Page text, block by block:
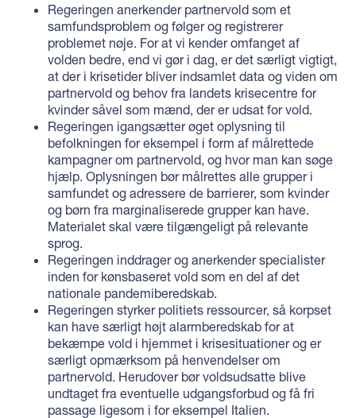
Regeringen anerkender partnervold som et
samfundsproblem og følger og registrerer
problemet nøje. For at vi kender omfanget af
volden bedre, end vi gør i dag, er det særligt vigtigt,
at der i krisetider bliver indsamlet data og viden om
partnervold og behov fra landets krisecentre for
kvinder såvel som mænd, der er udsat for vold.
Regeringen igangsætter øget oplysning til
befolkningen for eksempel i form af målrettede
kampagner om partnervold, og hvor man kan søge
hjælp. Oplysningen bør målrettes alle grupper i
samfundet og adressere de barrierer, som kvinder
og børn fra marginaliserede grupper kan have.
Materialet skal være tilgængeligt på relevante
sprog.
Regeringen inddrager og anerkender specialister
inden for kønsbaseret vold som en del af det
nationale pandemiberedskab.
Regeringen styrker politiets ressourcer, så korpset
kan have særligt højt alarmberedskab for at
bekæmpe vold i hjemmet i krisesituationer og er
særligt opmærksom på henvendelser om
partnervold. Herudover bør voldsudsatte blive
undtaget fra eventuelle udgangsforbud og få fri
passage ligesom i for eksempel Italien.